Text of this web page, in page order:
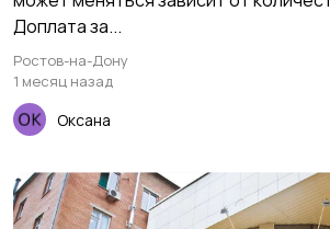
Доплата за...
Ростов-на-Дону
1 месяц назад
Оксана